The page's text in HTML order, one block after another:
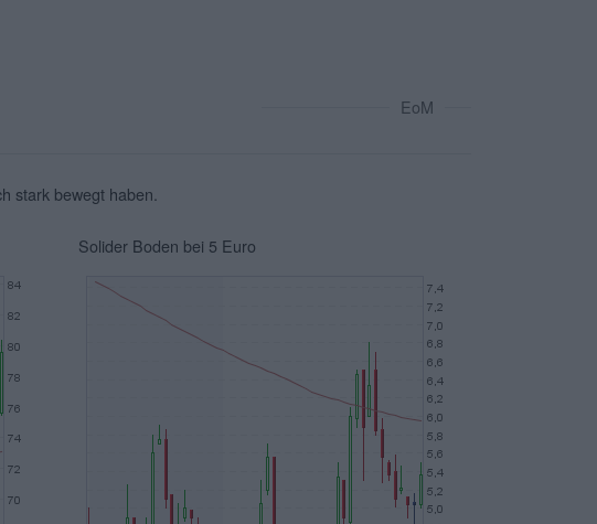
EoM
stark bewegt haben.
Solider Boden bei 5 Euro